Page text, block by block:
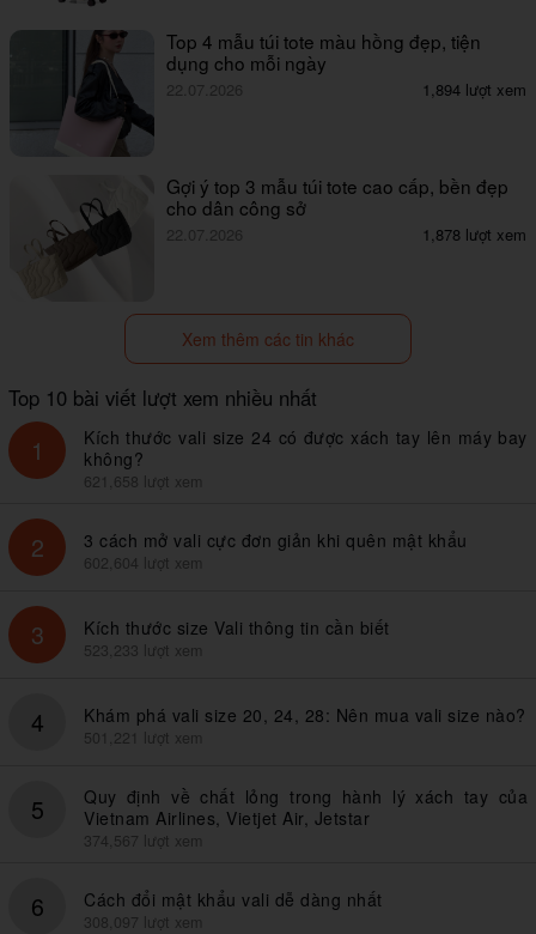
Top 4 mẫu túi tote màu hồng đẹp, tiện
dụng cho mỗi ngày
22.07.2026 1,894 lượt xem
Gợi ý top 3 mẫu túi tote cao cấp, bền đẹp
cho dân công sở
22.07.2026 1,878 lượt xem
Xem thêm các tin khác
Top 10 bài viết lượt xem nhiều nhất
1
Kích thước vali size 24 có được xách tay lên máy bay
không?
621,658 lượt xem
2 3 cách mở vali cực đơn giản khi quên mật khẩu
602,604 lượt xem
3 Kích thước size Vali thông tin cần biết
523,233 lượt xem
4 Khám phá vali size 20, 24, 28: Nên mua vali size nào?
501,221 lượt xem
5
Quy định về chất lỏng trong hành lý xách tay của
Vietnam Airlines, Vietjet Air, Jetstar
374,567 lượt xem
6 Cách đổi mật khẩu vali dễ dàng nhất
308,097 lượt xem